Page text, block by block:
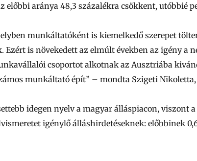
aránya 48,3 százalékra csökkent, utóbbié
munkáltatóként is kiemelkedő szerepet
is növekedett az elmúlt években az igény a
csoportot alkotnak az Ausztriába
munkáltató épít” – mondta Szigeti Nikoletta,
idegen nyelv a magyar álláspiacon, viszont a
igénylő álláshirdetéseknek: előbbinek